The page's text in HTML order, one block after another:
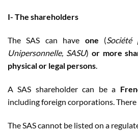
I- The shareholders
The SAS can have one (Société
Unipersonnelle, SASU) or more
physical or legal persons.
A SAS shareholder can be a
including foreign corporations. There
The SAS cannot be listed on a